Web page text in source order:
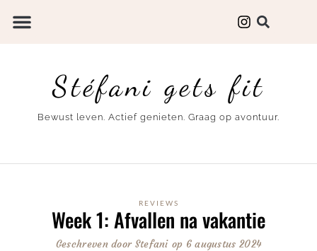
Stéfani gets fit
Bewust leven. Actief genieten. Graag op avontuur.
REVIEWS
Week 1: Afvallen na vakantie
Geschreven doorStefani op 6 augustus 2024